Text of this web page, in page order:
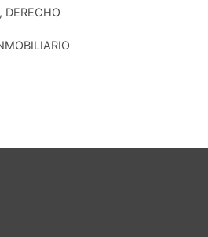
, DERECHO